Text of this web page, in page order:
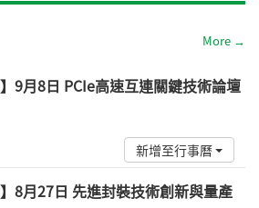
More →
】9月8日 PCIe高速互連關鍵技術論壇
新增至行事曆
】8月27日 先進封裝技術創新與量產